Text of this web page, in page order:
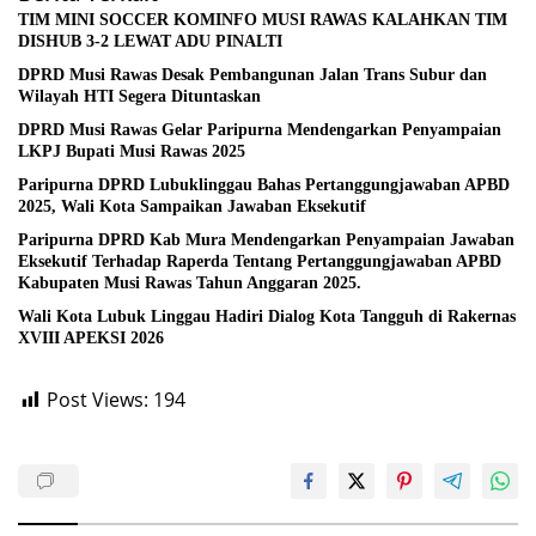
TIM MINI SOCCER KOMINFO MUSI RAWAS KALAHKAN TIM
DISHUB 3-2 LEWAT ADU PINALTI
DPRD Musi Rawas Desak Pembangunan Jalan Trans Subur dan
Wilayah HTI Segera Dituntaskan
DPRD Musi Rawas Gelar Paripurna Mendengarkan Penyampaian
LKPJ Bupati Musi Rawas 2025
Paripurna DPRD Lubuklinggau Bahas Pertanggungjawaban APBD
2025, Wali Kota Sampaikan Jawaban Eksekutif
Paripurna DPRD Kab Mura Mendengarkan Penyampaian Jawaban
Eksekutif Terhadap Raperda Tentang Pertanggungjawaban APBD
Kabupaten Musi Rawas Tahun Anggaran 2025.
Wali Kota Lubuk Linggau Hadiri Dialog Kota Tangguh di Rakernas
XVIII APEKSI 2026
Post Views: 194